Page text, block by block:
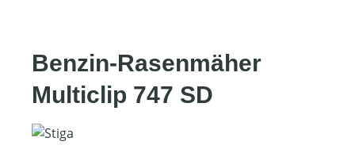
Benzin-Rasenmäher
Multiclip 747 SD